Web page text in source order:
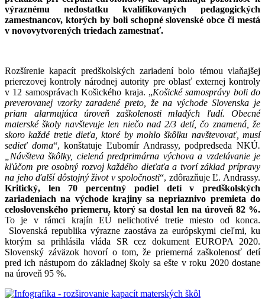
výraznému nedostatku kvalifikovaných pedagogických
zamestnancov, ktorých by boli schopné slovenské obce či mestá
v novovytvorených triedach zamestnať.
Rozšírenie kapacít predškolských zariadení bolo témou vlaňajšej
prierezovej kontroly národnej autority pre oblasť externej kontroly
v 12 samosprávach Košického kraja. „Košické samosprávy boli do
preverovanej vzorky zaradené preto, že na východe Slovenska je
priam alarmujúca úroveň zaškolenosti mladých ľudí. Obecné
materské školy navštevuje len niečo nad 2/3 detí, čo znamená, že
skoro každé tretie dieťa, ktoré by mohlo škôlku navštevovať, musí
sedieť doma“, konštatuje Ľubomír Andrassy, podpredseda NKÚ.
„Návšteva škôlky, cielená predprimárna výchova a vzdelávanie je
kľúčom pre osobný rozvoj každého dieťaťa a tvorí základ prípravy
na jeho ďalší dôstojný život v spoločnosti“, zdôrazňuje Ľ. Andrassy.
Kritický, len 70 percentný podiel detí v predškolských
zariadeniach na východe krajiny sa nepriaznivo premieta do
celoslovenského priemeru, ktorý sa dostal len na úroveň 82 %.
To je v rámci krajín EÚ nelichotivé tretie miesto od konca.
Slovenská republika výrazne zaostáva za európskymi cieľmi, ku
ktorým sa prihlásila vláda SR cez dokument EUROPA 2020.
Slovenský záväzok hovorí o tom, že priemerná zaškolenosť detí
pred ich nástupom do základnej školy sa ešte v roku 2020 dostane
na úroveň 95 %.